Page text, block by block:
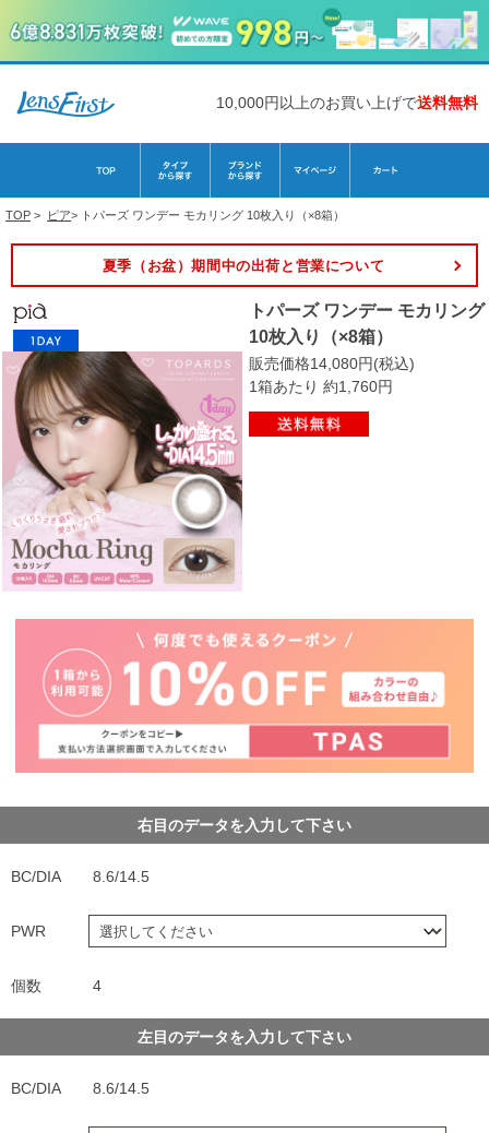
10,000円以上のお買い上げで送料無料
TOP > ピア> トパーズ ワンデー モカリング 10枚入り（×8箱）
夏季（お盆）期間中の出荷と営業について
トパーズ ワンデー モカリング
10枚入り（×8箱）
販売価格14,080円(税込)
1箱あたり 約1,760円
右目のデータを入力して下さい
BC/DIA 8.6/14.5
PWR
個数 4
左目のデータを入力して下さい
BC/DIA 8.6/14.5